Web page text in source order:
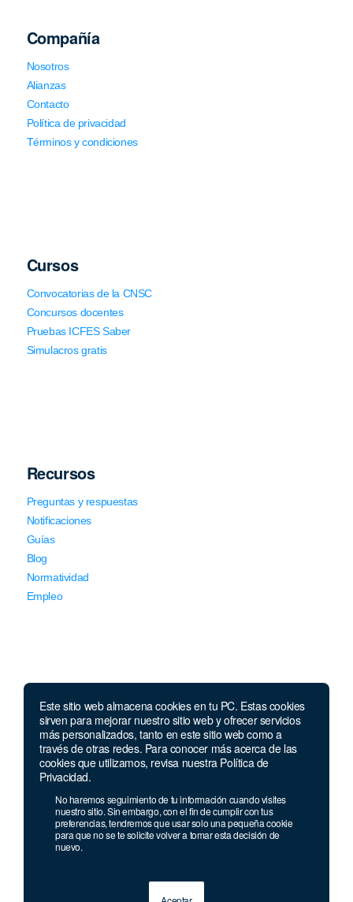
Este sitio web almacena cookies en tu PC. Estas cookies
sirven para mejorar nuestro sitio web y ofrecer servicios
más personalizados, tanto en este sitio web como a
través de otras redes. Para conocer más acerca de las
cookies que utilizamos, revisa nuestra Política de
Privacidad.
No haremos seguimiento de tu información cuando visites
nuestro sitio. Sin embargo, con el fin de cumplir con tus
preferencias, tendremos que usar solo una pequeña cookie
para que no se te solicite volver a tomar esta decisión de
nuevo.
Compañía
Nosotros
Alianzas
Contacto
Política de privacidad
Términos y condiciones
Cursos
Convocatorias de la CNSC
Concursos docentes
Pruebas ICFES Saber
Simulacros gratis
Recursos
Preguntas y respuestas
Notificaciones
Guías
Blog
Normatividad
Empleo
Llámanos
Lunes a jueves de 7 a.m.
a 5:00 p.m. Viernes de
7 a.m. a 4 p.m. Sábados de 8 a.m. a 2 p.m.
Celular y Whatsapp:333 033 40 39
Bogotá:381 92 69